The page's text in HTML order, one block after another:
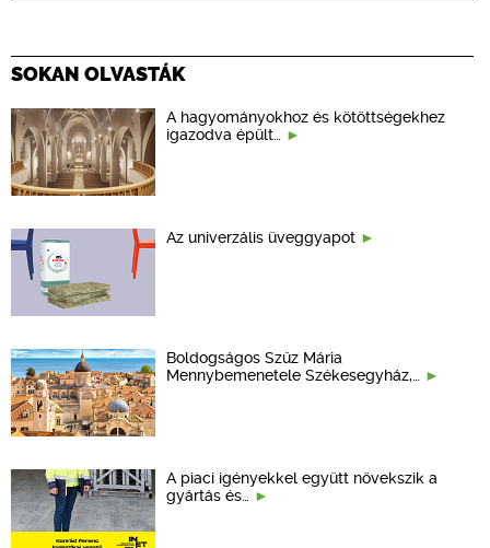
SOKAN OLVASTÁK
A hagyományokhoz és kötöttségekhez
igazodva épült…
Az univerzális üveggyapot
Boldogságos Szűz Mária
Mennybemenetele Székesegyház,…
A piaci igényekkel együtt növekszik a
gyártás és…